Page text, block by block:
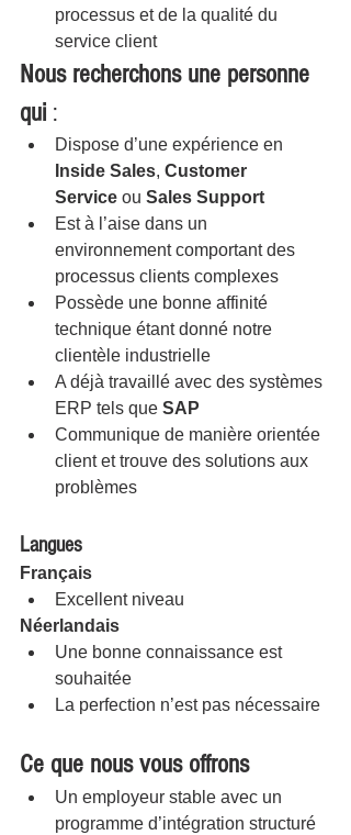
processus et de la qualité du
service client
Nous recherchons une personne
qui :
Dispose d’une expérience en
Inside Sales, Customer
Service ou Sales Support
Est à l’aise dans un
environnement comportant des
processus clients complexes
Possède une bonne affinité
technique étant donné notre
clientèle industrielle
A déjà travaillé avec des systèmes
ERP tels que SAP
Communique de manière orientée
client et trouve des solutions aux
problèmes
Langues
Français
Excellent niveau
Néerlandais
Une bonne connaissance est
souhaitée
La perfection n’est pas nécessaire
Ce que nous vous offrons
Un employeur stable avec un
programme d’intégration structuré